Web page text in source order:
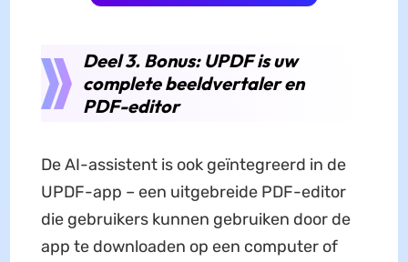
Deel 3. Bonus: UPDF is uw
complete beeldvertaler en
PDF-editor
De AI-assistent is ook geïntegreerd in de
UPDF-app – een uitgebreide PDF-editor
die gebruikers kunnen gebruiken door de
app te downloaden op een computer of